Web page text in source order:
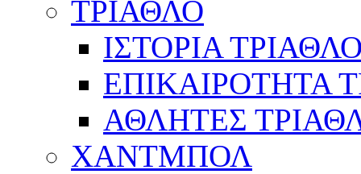
ΤΡΙΑΘΛΟ
ΙΣΤΟΡΙΑ
ΕΠΙΚΑΙΡΟΤΗΤΑ
ΑΘΛΗΤΕΣ
ΧΑΝΤΜΠΟΛ